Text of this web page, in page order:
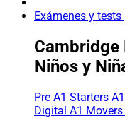
Exámenes y tests
Cambridge
Niños y
Pre A1 Starters
Digital A1